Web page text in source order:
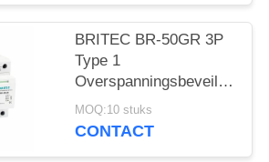
overspanningsafleider
type 1
overspanningsbeveiliging
BRITEC BR-50GR 3P
Type 1
Overspanningsbeveiliging
50ka
Overspanningsbeveiliging
MOQ:10 stuks
CONTACT